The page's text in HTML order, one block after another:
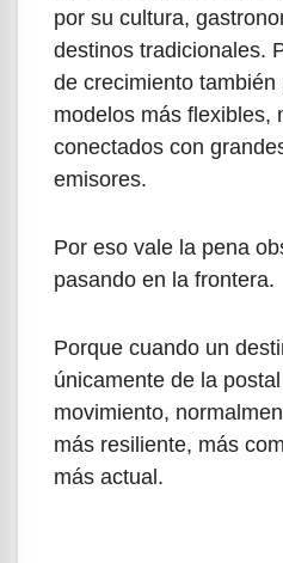
por su cultura,
destinos tradicionales.
de crecimiento
modelos más flexibles,
conectados con
emisores.
Por eso vale la pena
pasando en la frontera.
Porque cuando un
únicamente de la
movimiento,
más resiliente, más
más actual.